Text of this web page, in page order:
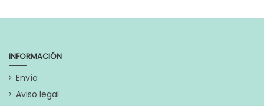
cualquiera de nuestras
Referencia
En stock 1 Artículos
INFORMACIÓN
Envío
Aviso legal